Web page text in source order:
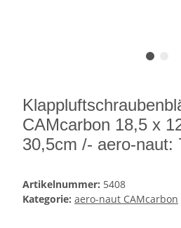
CAMcarbon 18,5 x
30,5cm /- aero-naut:
Artikelnummer: 5408
Kategorie: aero-naut CAMcarbon